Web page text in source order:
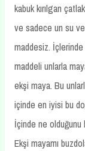
kabuk kırılgan
ve sadece un su
maddesiz. İçlerinde
maddeli unlarla
ekşi maya. Bu
içinde en iyisi bu
İçinde ne olduğunu
Ekşi mayamı